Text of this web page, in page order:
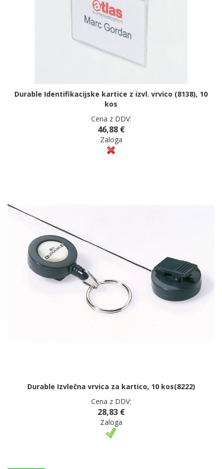
Durable Identifikacijske kartice z izvl. vrvico (8138), 10
kos
Cena z DDV:
46,88 €
Zaloga
Durable Izvlečna vrvica za kartico, 10 kos(8222)
Cena z DDV:
28,83 €
Zaloga